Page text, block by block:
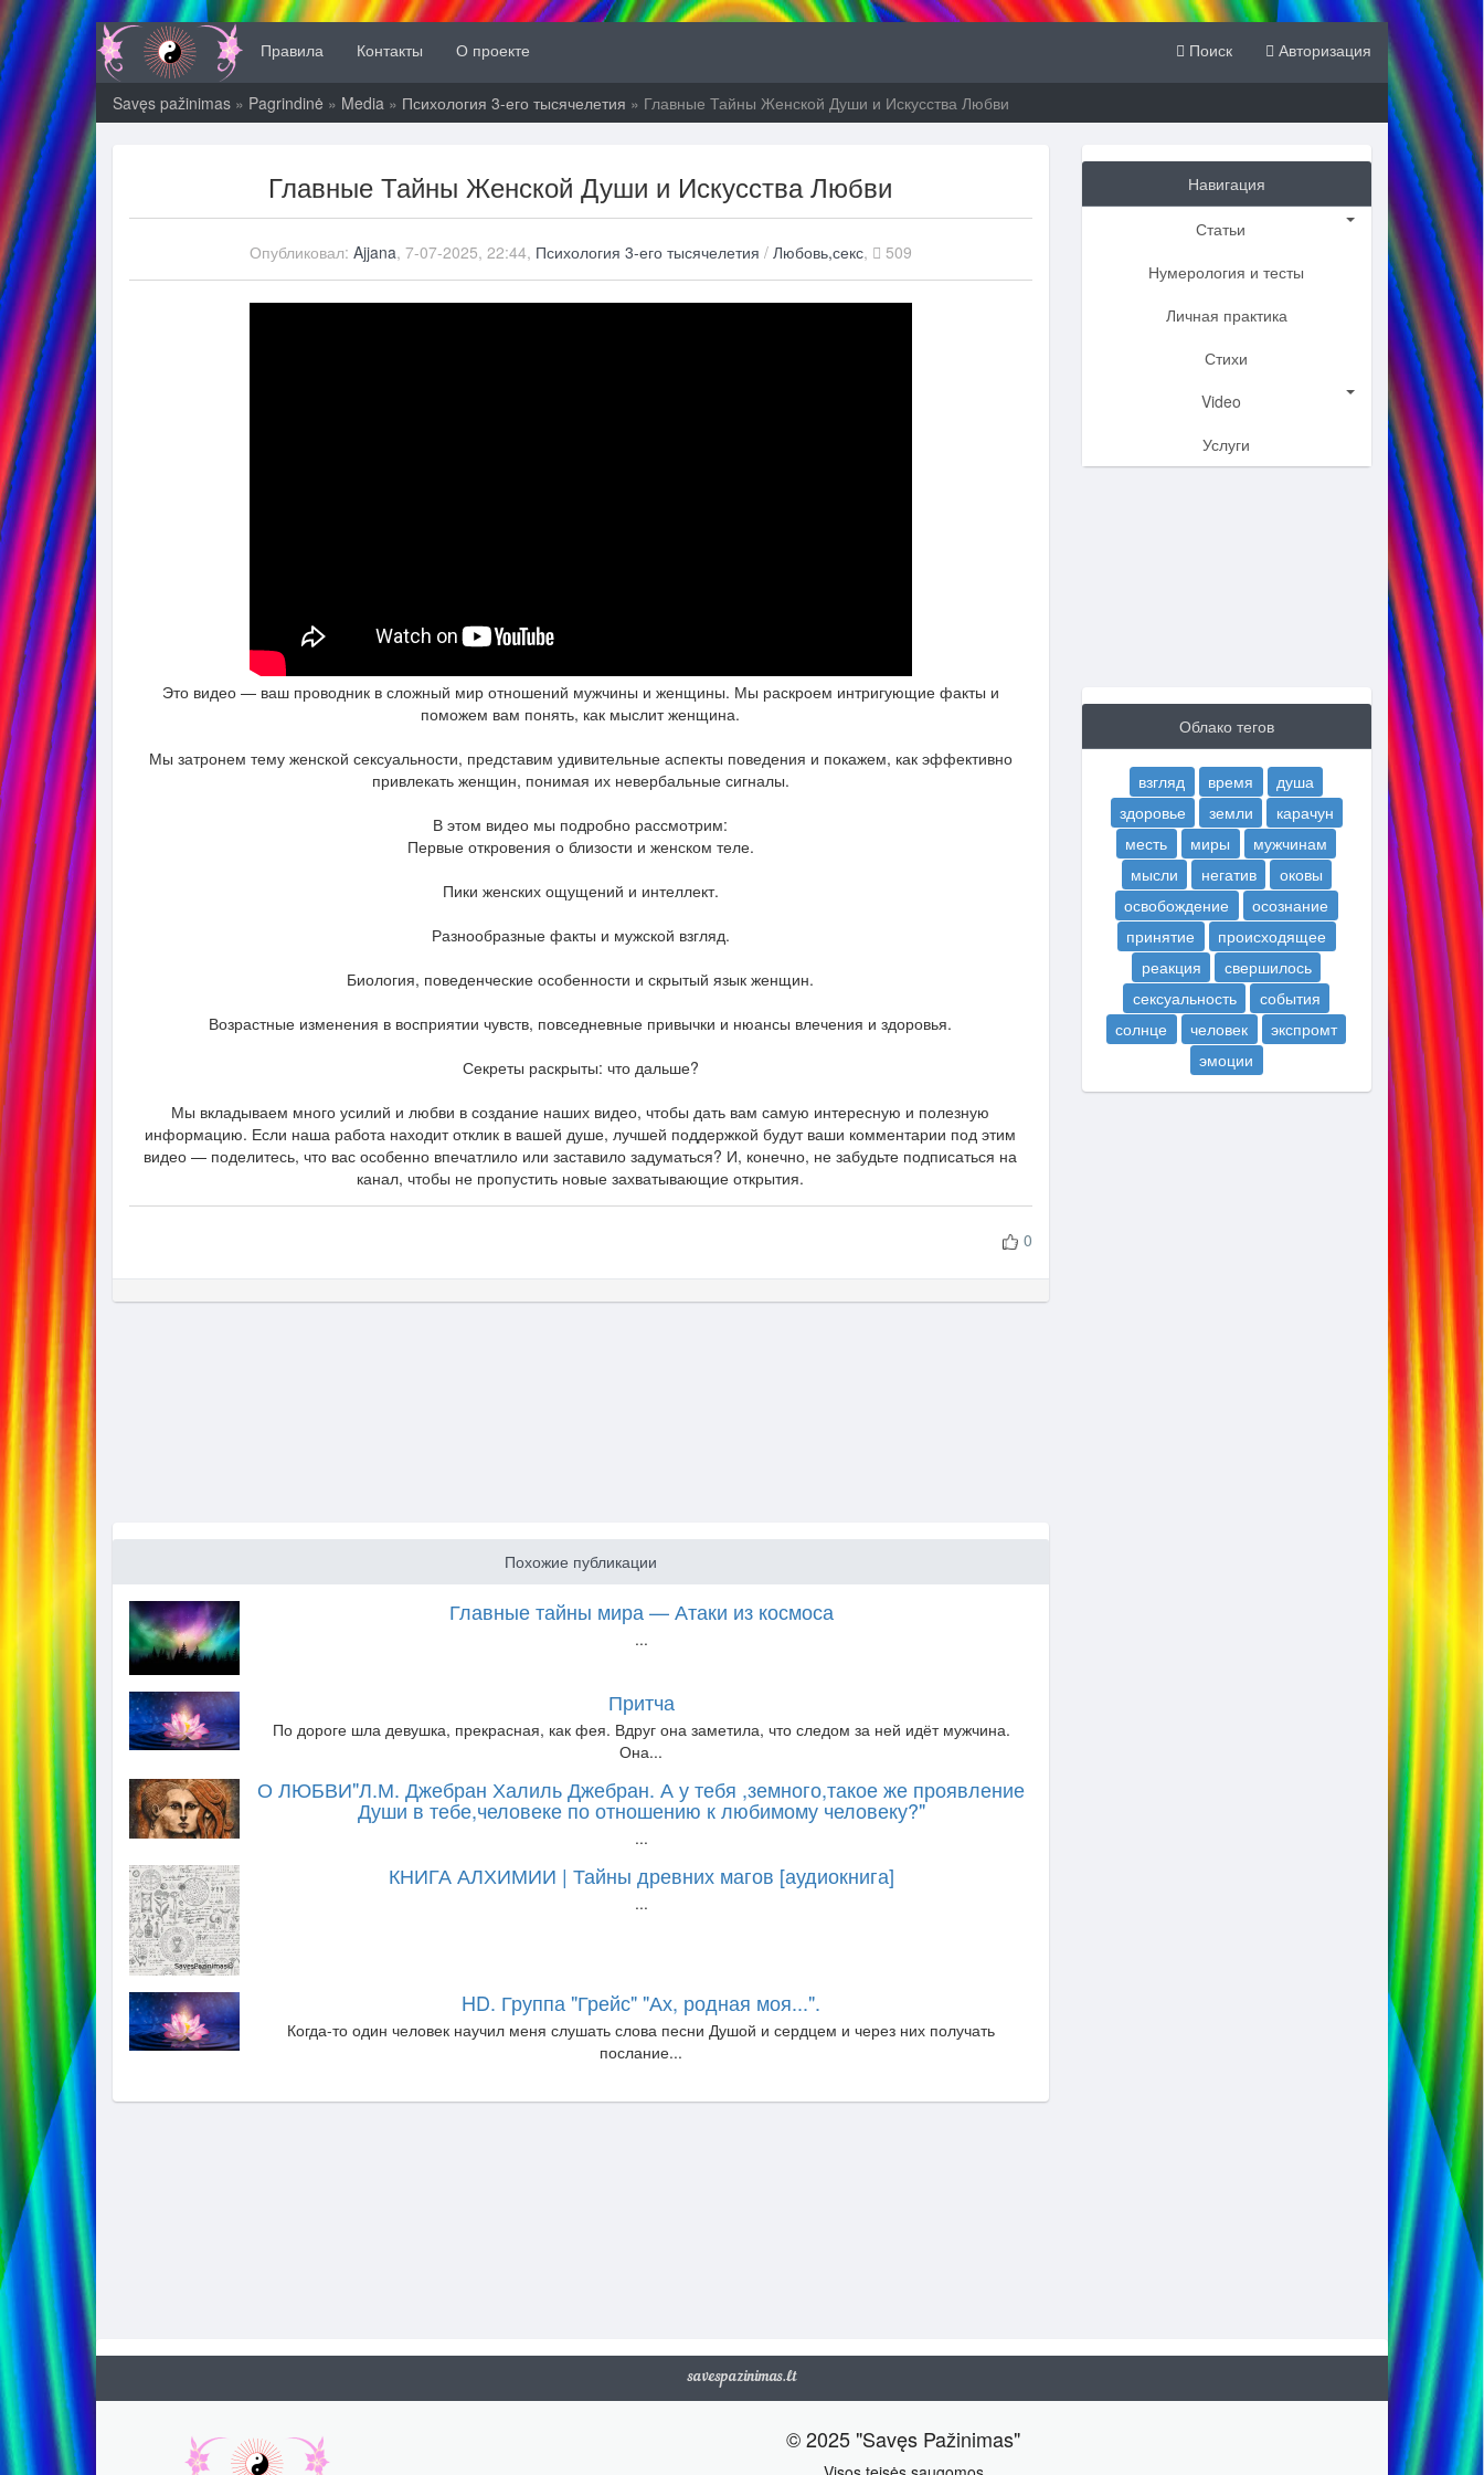
Правила Контакты О проекте Поиск Авторизация
Savęs pažinimas » Pagrindinė » Media » Психология 3-его тысячелетия » Главные Тайны Женской Души и Искусства Любви
Главные Тайны Женской Души и Искусства Любви
Опубликовал: Ajjana, 7-07-2025, 22:44, Психология 3-его тысячелетия / Любовь,секс, 509
Это видео — ваш проводник в сложный мир отношений мужчины и женщины. Мы раскроем интригующие факты и
поможем вам понять, как мыслит женщина.
Мы затронем тему женской сексуальности, представим удивительные аспекты поведения и покажем, как эффективно
привлекать женщин, понимая их невербальные сигналы.
В этом видео мы подробно рассмотрим:
Первые откровения о близости и женском теле.
Пики женских ощущений и интеллект.
Разнообразные факты и мужской взгляд.
Биология, поведенческие особенности и скрытый язык женщин.
Возрастные изменения в восприятии чувств, повседневные привычки и нюансы влечения и здоровья.
Секреты раскрыты: что дальше?
Мы вкладываем много усилий и любви в создание наших видео, чтобы дать вам самую интересную и полезную
информацию. Если наша работа находит отклик в вашей душе, лучшей поддержкой будут ваши комментарии под этим
видео — поделитесь, что вас особенно впечатлило или заставило задуматься? И, конечно, не забудьте подписаться на
канал, чтобы не пропустить новые захватывающие открытия.
0
Похожие публикации
Главные тайны мира — Атаки из космоса
...
Притча
По дороге шла девушка, прекрасная, как фея. Вдруг она заметила, что следом за ней идёт мужчина.
Она...
О ЛЮБВИ"Л.М. Джебран Халиль Джебран. А у тебя ,земного,такое же проявление
Души в тебе,человеке по отношению к любимому человеку?"
...
КНИГА АЛХИМИИ | Тайны древних магов [аудиокнига]
...
HD. Группа "Грейс" "Ах, родная моя...".
Когда-то один человек научил меня слушать слова песни Душой и сердцем и через них получать
послание...
Навигация
Статьи
Нумерология и тесты
Личная практика
Стихи
Video
Услуги
Облако тегов
взгляд время
душа
здоровье
земли
карачун
месть
миры
мужчинам
мысли
негатив
оковы
освобождение
осознание
принятие
происходящее
реакция
свершилось
сексуальность
события
солнце
человек
экспромт
эмоции
savespazinimas.lt
© 2025 "Savęs Pažinimas"